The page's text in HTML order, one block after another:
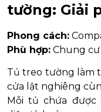
tường: Giải
Phong cách:
Phù hợp: Chung
Tủ treo tường làm
cửa lật nghiêng
Mỗi tủ chứa được